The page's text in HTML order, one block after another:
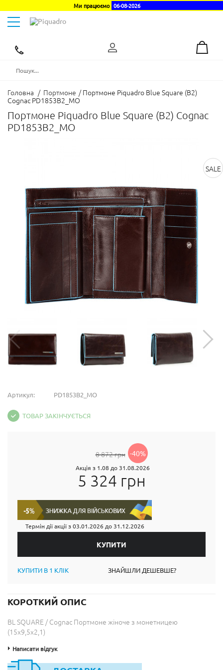
Ми працюємо 06-08-2026
Toggle
navigation
Головна / Портмоне / Портмоне Piquadro Blue Square (B2)
Cognac PD1853B2_MO
Портмоне Piquadro Blue Square (B2) Cognac
PD1853B2_MO
SALE
Артикул: PD1853B2_MO
ТОВАР ЗАКІНЧУЄТЬСЯ
8 872 грн -40%
Акція з 1.08 до 31.08.2026
5 324 грн
Термін дії акції з03.01.2026 до 31.12.2026
КУПИТИ В 1 КЛІК ЗНАЙШЛИ ДЕШЕВШЕ?
КОРОТКИЙ ОПИС
BL SQUARE / Cognac Портмоне жіноче з монетницею
(15x9,5x2,1)
Написати відгук